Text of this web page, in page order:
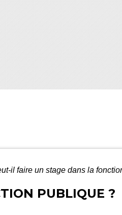
il faire un stage dans la
PUBLIQUE ?